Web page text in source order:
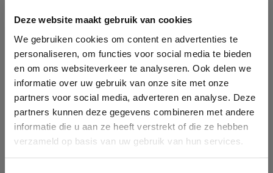
Deze website maakt gebruik van cookies
We gebruiken cookies om content en advertenties te
personaliseren, om functies voor social media te bieden
en om ons websiteverkeer te analyseren. Ook delen we
informatie over uw gebruik van onze site met onze
partners voor social media, adverteren en analyse. Deze
partners kunnen deze gegevens combineren met andere
informatie die u aan ze heeft verstrekt of die ze hebben
verzameld op basis van uw gebruik van hun services.
PCS/Carton:
25
PCS/Pack:
5
Land van
herkomst:
Bangladesh
Sub collectie: Sweatshirts
Kleuren:
Maten:
XS, S, M, L, XL, XXL